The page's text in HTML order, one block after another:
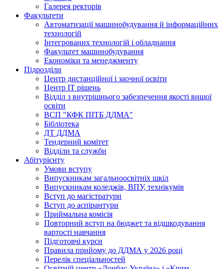
Галерея ректорів
Факультети
Автоматизації машинобудування й інформаційних
технологій
Інтегрованих технологій і обладнання
Факультет машинобудування
Економіки та менеджменту
Підрозділи
Центр дистанційної і заочної освіти
Центр ІТ рішень
Відділ з внутрішнього забезпечення якості вищої
освіти
ВСП "КФК ПІТБ ДДМА"
Бібліотека
ДТ ДДМА
Тендерний комітет
Відділи та служби
Абітурієнту
Умови вступу
Випускникам загальноосвітніх шкіл
Випускникам коледжів, ВПУ, технікумів
Вступ до магістратури
Вступ до аспірантури
Приймальна комісія
Повторний вступ на бюджет та відшкодування
вартості навчання
Підготовчі курси
Правила прийому до ДДМА у 2026 році
Перелік спеціальностей